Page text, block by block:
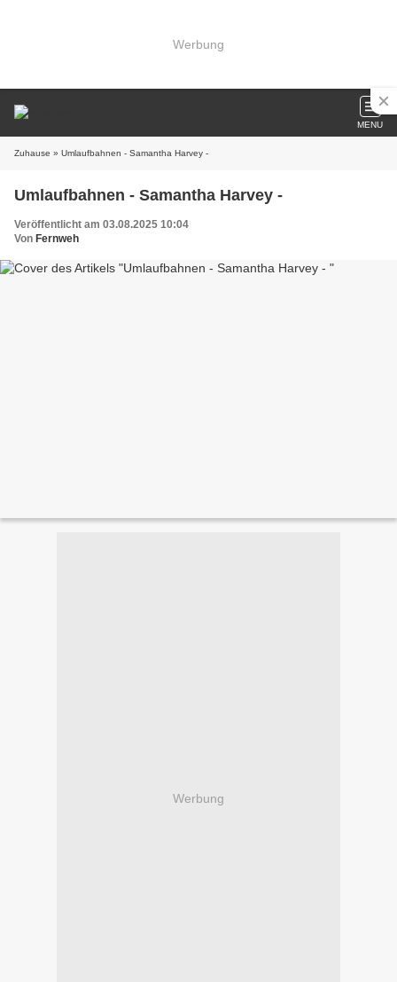
Werbung
MENU
Zuhause » Umlaufbahnen - Samantha Harvey -
Umlaufbahnen - Samantha Harvey -
Veröffentlicht am 03.08.2025 10:04
Von Fernweh
Werbung